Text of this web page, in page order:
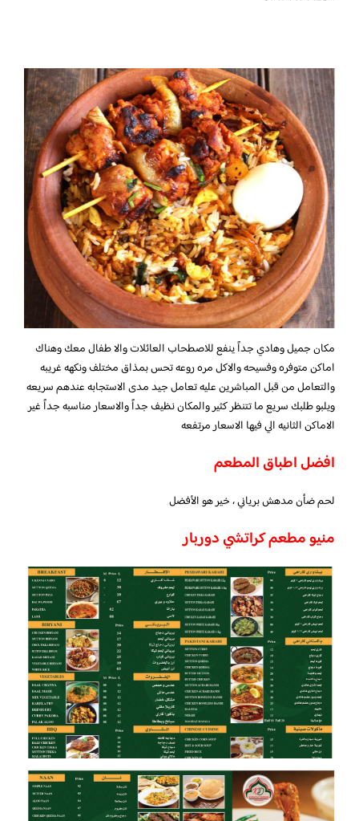
مكان جميل وهادي جداً ينفع للاصطحاب العائلات والا طفال معك وهناك
اماكن متوفره وفسيحه والاكل مره روعه تحس بمذاق مختلف ونكهه غريبه
والتعامل من قبل المباشرين عليه تعامل جيد مدى الاستجابه عندهم سريعه
ويلبو طلبك سريع ما تتنظر كثير والمكان نظيف جداً والاسعار مناسبه جداً غير
الاماكن الثانيه الي فيها الاسعار مرتفعه
افضل اطباق المطعم
لحم ضأن مدهش برياني ، خير هو الأفضل
منيو مطعم كراتشي دوربار